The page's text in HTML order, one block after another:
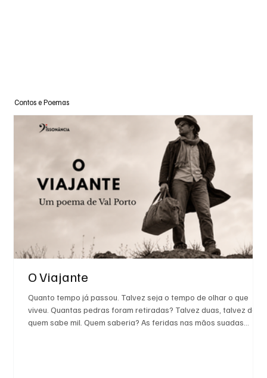
Contos e Poemas
O Viajante
Quanto tempo já passou. Talvez seja o tempo de olhar o que
viveu. Quantas pedras foram retiradas? Talvez duas, talvez dez,
quem sabe mil. Quem saberia? As feridas nas mãos suadas